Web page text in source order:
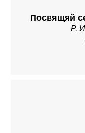
Посвящяй
Р.